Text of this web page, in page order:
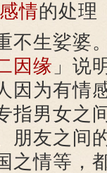
感情的处理
生娑婆
因缘 」说
因为有情
指男女之
朋友之间
之情等，